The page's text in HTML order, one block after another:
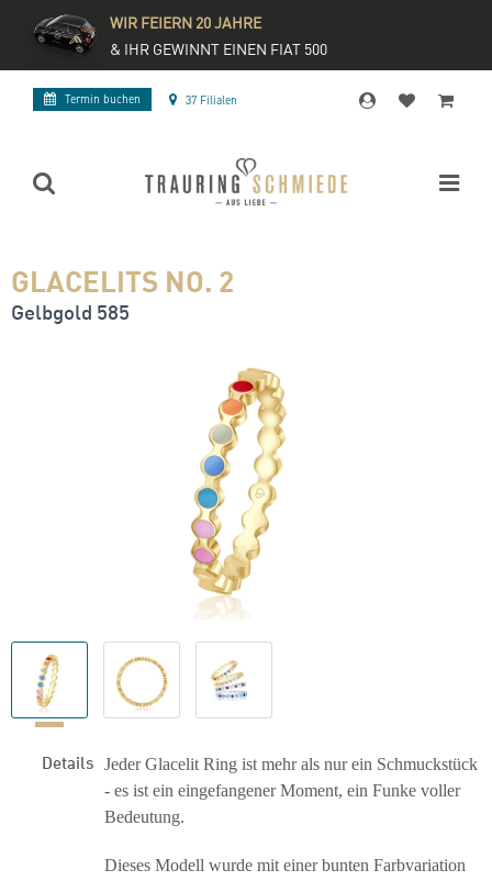
WIR FEIERN 20 JAHRE
& IHR GEWINNT EINEN FIAT 500
Termin buchen 37 Filialen
GLACELITS NO. 2
Gelbgold 585
Details Jeder Glacelit Ring ist mehr als nur ein Schmuckstück
- es ist ein eingefangener Moment, ein Funke voller
Bedeutung.
Dieses Modell wurde mit einer bunten Farbvariation